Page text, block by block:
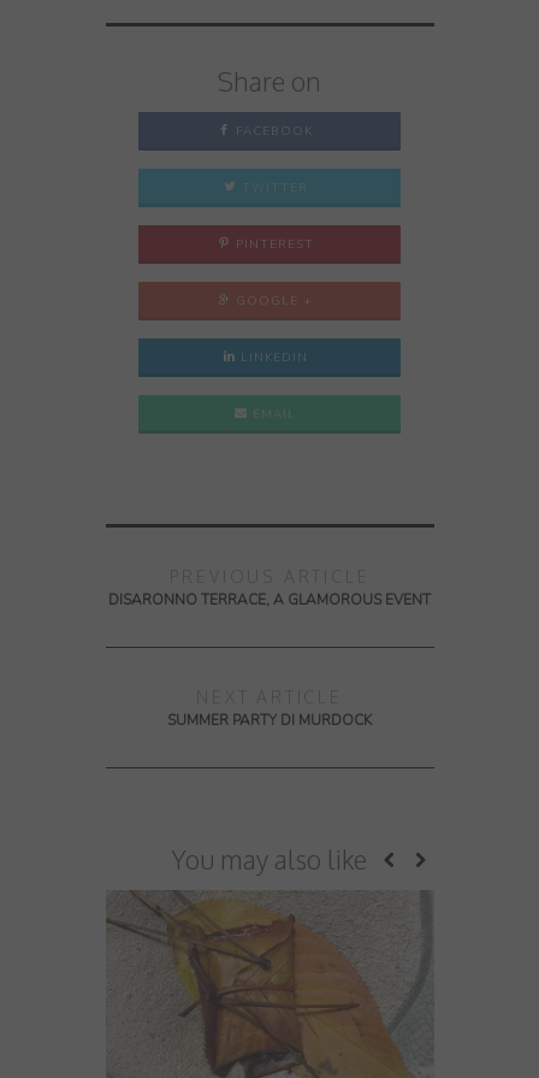
Share on
FACEBOOK
TWITTER
PINTEREST
GOOGLE +
LINKEDIN
EMAIL
DISARONNO TERRACE, A GLAMOROUS EVENT
SUMMER PARTY DI MURDOCK
You may also like